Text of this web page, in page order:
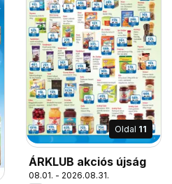
Oldal 11
ÁRKLUB akciós újság
08.01. - 2026.08.31.